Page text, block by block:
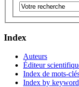
Index
Auteurs
Éditeur
Index de mots-
Index by keyword